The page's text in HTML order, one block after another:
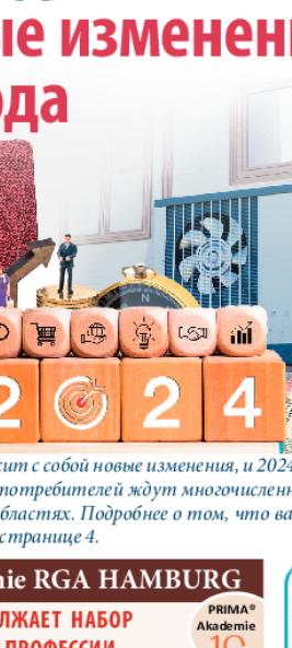
Аугсбург-сити
Ваша газета
Восточная
Германия
Дом и семья
Европа экспресс